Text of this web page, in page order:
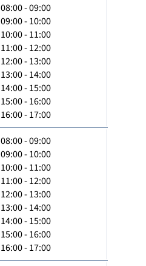
08:00 - 09:00
09:00 - 10:00
10:00 - 11:00
11:00 - 12:00
12:00 - 13:00
13:00 - 14:00
14:00 - 15:00
15:00 - 16:00
16:00 - 17:00
08:00 - 09:00
09:00 - 10:00
10:00 - 11:00
11:00 - 12:00
12:00 - 13:00
13:00 - 14:00
14:00 - 15:00
15:00 - 16:00
16:00 - 17:00